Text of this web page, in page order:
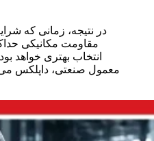
در نتیجه، زمانی که
مقاومت مکانیکی
انتخاب بهتری خواهد
معمول صنعتی، داپلکس می